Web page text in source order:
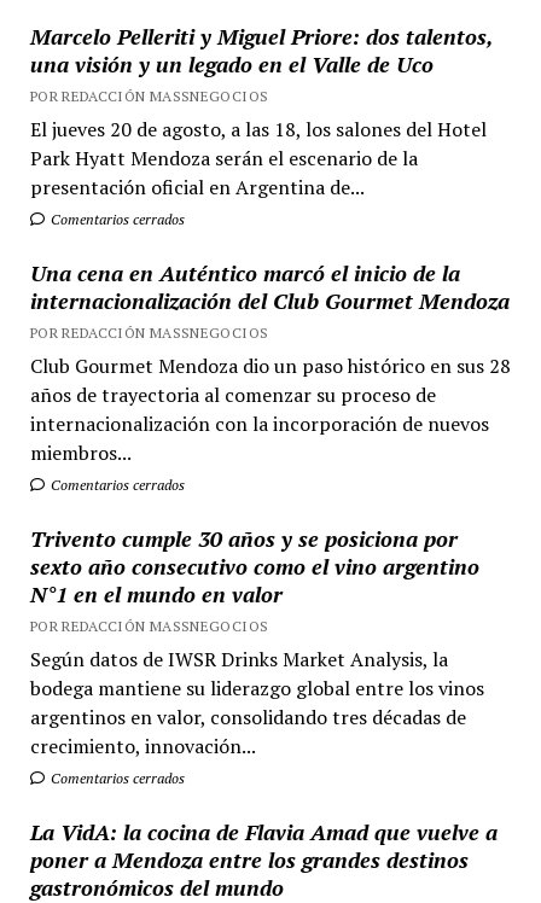
Marcelo Pelleriti y Miguel Priore: dos talentos,
una visión y un legado en el Valle de Uco
POR REDACCIÓN MASSNEGOCIOS
El jueves 20 de agosto, a las 18, los salones del Hotel
Park Hyatt Mendoza serán el escenario de la
presentación oficial en Argentina de...
Comentarios cerrados
Una cena en Auténtico marcó el inicio de la
internacionalización del Club Gourmet Mendoza
POR REDACCIÓN MASSNEGOCIOS
Club Gourmet Mendoza dio un paso histórico en sus 28
años de trayectoria al comenzar su proceso de
internacionalización con la incorporación de nuevos
miembros...
Comentarios cerrados
Trivento cumple 30 años y se posiciona por
sexto año consecutivo como el vino argentino
N°1 en el mundo en valor
POR REDACCIÓN MASSNEGOCIOS
Según datos de IWSR Drinks Market Analysis, la
bodega mantiene su liderazgo global entre los vinos
argentinos en valor, consolidando tres décadas de
crecimiento, innovación...
Comentarios cerrados
La VidA: la cocina de Flavia Amad que vuelve a
poner a Mendoza entre los grandes destinos
gastronómicos del mundo